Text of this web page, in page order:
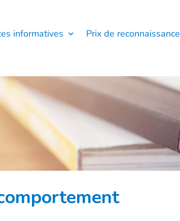
informatives Prix de reconnaissance